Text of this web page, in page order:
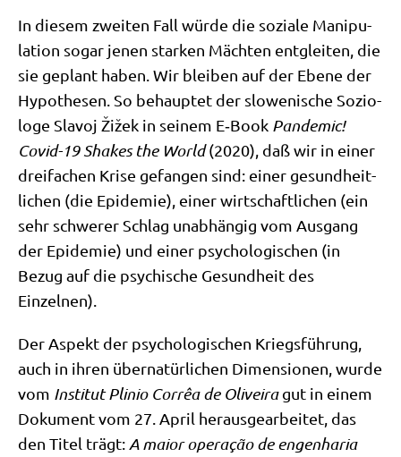
In die­sem zwei­ten Fall wür­de die sozia­le Mani­pu­
la­ti­on sogar jenen star­ken Mäch­ten ent­glei­ten, die
sie geplant haben. Wir blei­ben auf der Ebe­ne der
Hypo­the­sen. So behaup­tet der slo­we­ni­sche Sozio­
lo­ge Sla­voj Žižek in sei­nem E‑Book Pan­de­mic!
Covid-19 Shakes the World(2020), daß wir in einer
drei­fa­chen Kri­se gefan­gen sind: einer gesund­heit­
li­chen (die Epi­de­mie), einer wirt­schaft­li­chen (ein
sehr schwe­rer Schlag unab­hän­gig vom Aus­gang
der Epi­de­mie) und einer psy­cho­lo­gi­schen (in
Bezug auf die psy­chi­sche Gesund­heit des
Einzelnen).
Der Aspekt der psy­cho­lo­gi­schen Kriegs­füh­rung,
auch in ihren über­na­tür­li­chen Dimen­sio­nen, wur­de
vom Insti­tut Pli­nio Cor­rêa de Oli­vei­ragut in einem
Doku­ment vom 27. April her­aus­ge­ar­bei­tet, das
den Titel trägt: A mai­or ope­ra­ção de engen­ha­ria